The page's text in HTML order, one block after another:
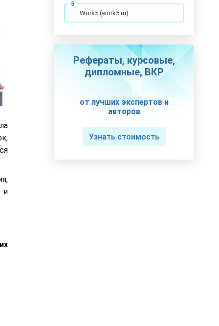
и
Work5 (work5.ru)
Рефераты, курсовые,
дипломные, ВКР
от лучших экспертов и
авторов
Узнать стоимость